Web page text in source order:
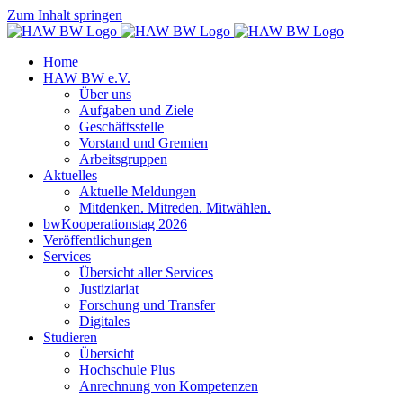
Zum Inhalt springen
Home
HAW BW e.V.
Über uns
Aufgaben und Ziele
Geschäftsstelle
Vorstand und Gremien
Arbeitsgruppen
Aktuelles
Aktuelle Meldungen
Mitdenken. Mitreden. Mitwählen.
bwKooperationstag 2026
Veröffentlichungen
Services
Übersicht aller Services
Justiziariat
Forschung und Transfer
Digitales
Studieren
Übersicht
Hochschule Plus
Anrechnung von Kompetenzen